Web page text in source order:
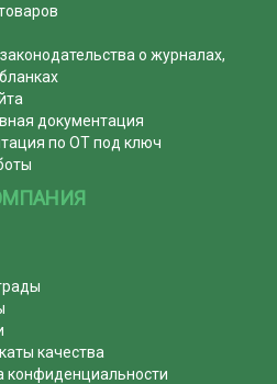
о журналах,
документация
по ОТ под ключ
качества
конфиденциальности